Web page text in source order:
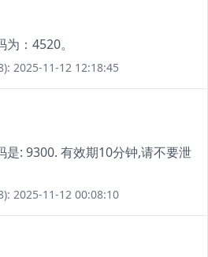
：4520。
2025-11-12 12:18:45
是: 9300. 有效期10分钟,请不要泄
2025-11-12 00:08:10